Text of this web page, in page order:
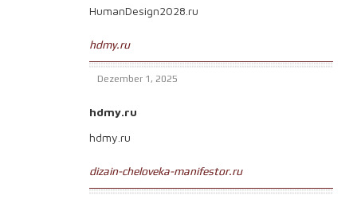
HumanDesign2028.ru
hdmy.ru
Dezember 1, 2025
hdmy.ru
hdmy.ru
dizain-cheloveka-manifestor.ru